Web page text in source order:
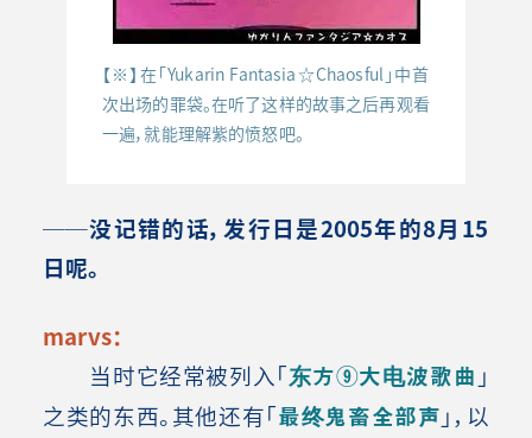
【※】在「Yukarin Fantasia☆Chaosful」中首
次出场的罪袋。在听了这样的故事之后再观看
一遍，就能理解紫的愤怒吧。
──没记错的话，发行日是2005年的8月15
日呢。
marvs：
当时它经常被列入「东方⑨大电波歌曲 」
之类的东西。其他还有「最终鬼畜全部声 」，以